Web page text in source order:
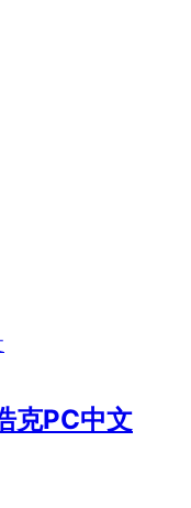
克PC中文